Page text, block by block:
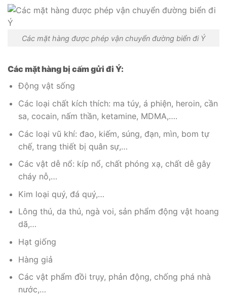
Các mặt hàng được phép vận chuyển đường biển đi Ý
Các mặt hàng bị cấm gửi đi Ý:
Động vật sống
Các loại chất kích thích: ma túy, á phiện, heroin, cần
sa, cocain, nấm thần, ketamine, MDMA,….
Các loại vũ khí: đao, kiếm, súng, đạn, mìn, bom tự
chế, trang thiết bị quân sự,…
Các vật dễ nổ: kíp nổ, chất phóng xạ, chất dễ gây
cháy nỗ,…
Kim loại quý, đá quý,…
Lông thú, da thú, ngà voi, sản phẩm động vật hoang
dã,…
Hạt giống
Hàng giả
Các vật phẩm đồi trụy, phản động, chống phá nhà
nước,…